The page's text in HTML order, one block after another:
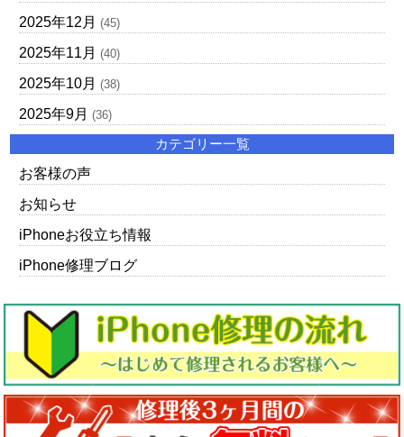
2025年12月 (45)
2025年11月 (40)
2025年10月 (38)
2025年9月 (36)
カテゴリー一覧
お客様の声
お知らせ
iPhoneお役立ち情報
iPhone修理ブログ